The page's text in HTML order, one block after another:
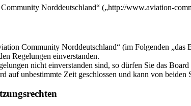
Norddeutschland“ („http://www.aviation-
Community Norddeutschland“ (im Folgenden „das
Regelungen einverstanden.
nicht einverstanden sind, so dürfen Sie das
auf unbestimmte Zeit geschlossen und kann von